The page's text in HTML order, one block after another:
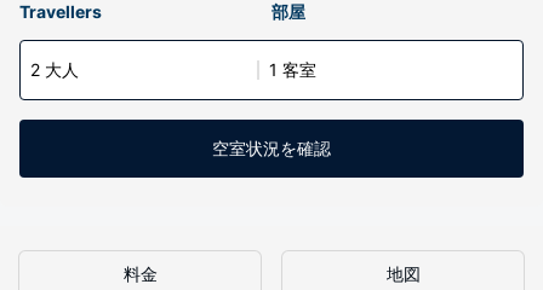
Travellers 部屋
2 大人 1 客室
空室状況を確認
料金 地図